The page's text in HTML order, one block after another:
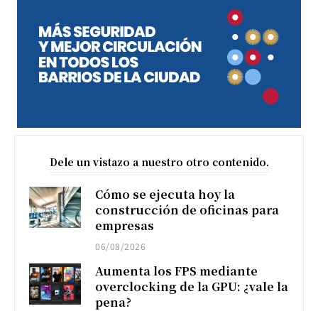
Dele un vistazo a nuestro otro contenido.
Cómo se ejecuta hoy la
construcción de oficinas para
empresas
06/08/2026
Aumenta los FPS mediante
overclocking de la GPU: ¿vale la
pena?